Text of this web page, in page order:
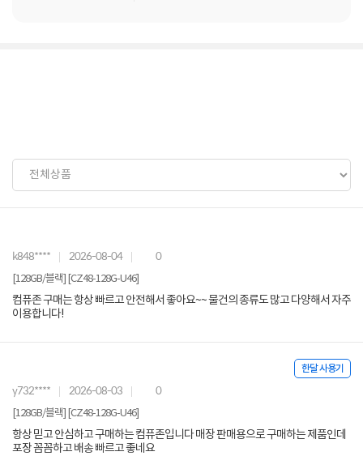
k848**** 2026-08-04 0
[128GB/블랙] [CZ48-128G-U46]
컴퓨존 구매는 항상 빠르고 안전해서 좋아요~~ 물건의 종류도 많고 다양해서 자주
이용합니다!
한달 사용기
y732**** 2026-08-03 0
[128GB/블랙] [CZ48-128G-U46]
항상 믿고 안심하고 구매하는 컴퓨존입니다 매장 판매용으로 구매하는 제품인데
포장 꼼꼼하고 배송 빠르고 좋네요